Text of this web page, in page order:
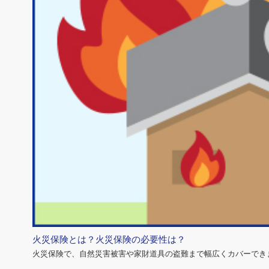
火災保険とは？火災保険の必要性は？
火災保険で、自然災害被害や家財道具の盗難まで幅広くカバーでき